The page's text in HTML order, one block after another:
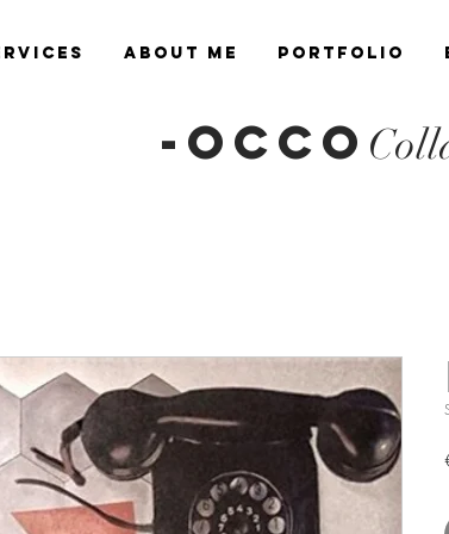
About Me Portfolio
-OCCO